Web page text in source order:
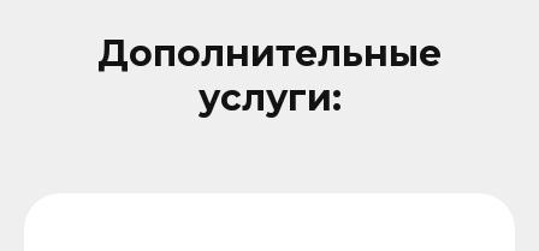
Дополнительные
услуги: